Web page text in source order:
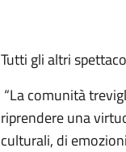
Tutti gli altri
“La comunità
riprendere una
culturali, di